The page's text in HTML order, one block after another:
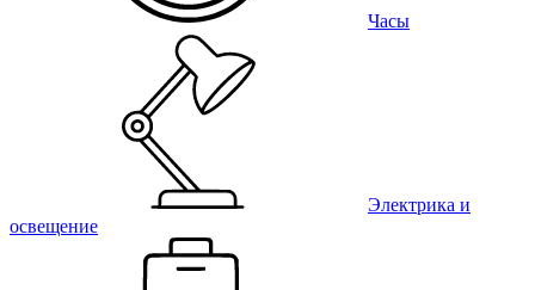
Часы
Электрика и
освещение